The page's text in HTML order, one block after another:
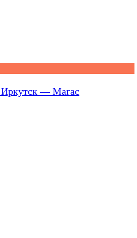
Иркутск — Магас